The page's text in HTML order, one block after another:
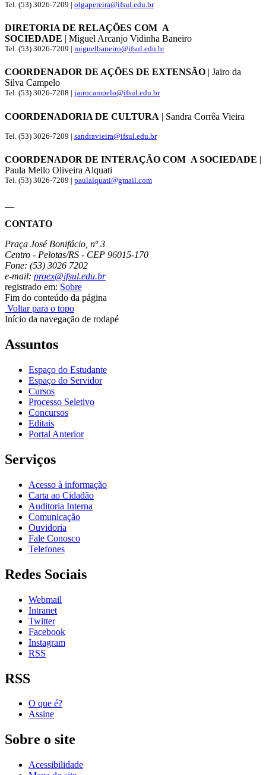
Tel. (53) 3026-7209 | olgapereira@ifsul.edu.br
DIRETORIA DE RELAÇÕES COM A
SOCIEDADE | Miguel Arcanjo Vidinha Baneiro
Tel. (53) 3026-7209 | miguelbaneiro@ifsul.edu.br
COORDENADOR DE AÇÕES DE EXTENSÃO | Jairo da
Silva Campelo
Tel. (53) 3026-7208 | jairocampelo@ifsul.edu.br
COORDENADORIA DE CULTURA | Sandra Corrêa Vieira
Tel. (53) 3026-7209 | sandravieira@ifsul.edu.br
COORDENADOR DE INTERAÇÃO COM A SOCIEDADE |
Paula Mello Oliveira Alquati
Tel. (53) 3026-7209 | paulalquati@gmail.com
CONTATO
Praça José Bonifácio, nº 3
Centro - Pelotas/RS - CEP 96015-170
Fone: (53) 3026 7202
e-mail: proex@ifsul.edu.br
registrado em: Sobre
Fim do conteúdo da página
Voltar para o topo
Início da navegação de rodapé
Assuntos
Espaço do Estudante
Espaço do Servidor
Cursos
Processo Seletivo
Concursos
Editais
Portal Anterior
Serviços
Acesso à informação
Carta ao Cidadão
Auditoria Interna
Comunicação
Ouvidoria
Fale Conosco
Telefones
Redes Sociais
Webmail
Intranet
Twitter
Facebook
Instagram
RSS
RSS
O que é?
Assine
Sobre o site
Acessibilidade